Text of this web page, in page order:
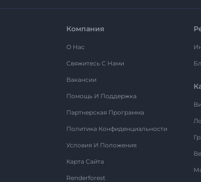
Компания
О Нас
Свяжитесь С Нами
Вакансии
Помощь И Поддержка
Партнерская Программа
Политика Конфиденциальности
Условия И Положения
Карта Сайта
Renderforest